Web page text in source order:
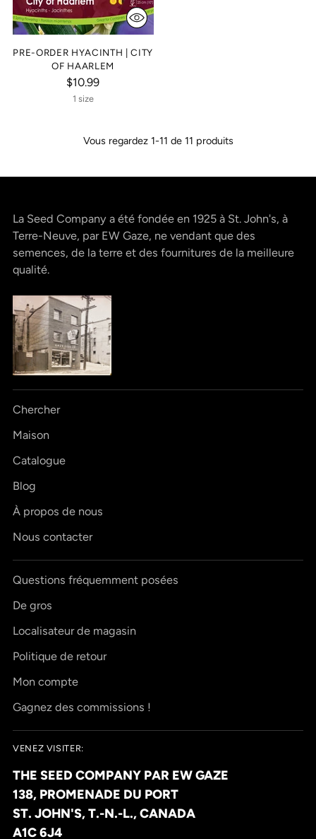
PRE-ORDER HYACINTH | CITY
OF HAARLEM
$10.99
1 size
Vous regardez 1-11 de 11 produits
La Seed Company a été fondée en 1925 à St. John's, à
Terre-Neuve, par EW Gaze, ne vendant que des
semences, de la terre et des fournitures de la meilleure
qualité.
Chercher
Maison
Catalogue
Blog
À propos de nous
Nous contacter
Questions fréquemment posées
De gros
Localisateur de magasin
Politique de retour
Mon compte
Gagnez des commissions !
VENEZ VISITER:
THE SEED COMPANY PAR EW GAZE
138, PROMENADE DU PORT
ST. JOHN'S, T.-N.-L., CANADA
A1C 6J4